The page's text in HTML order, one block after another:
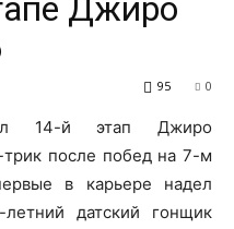
Джиро
0
95
14-й этап Джиро
трик после побед на 7-м
в карьере надел
датский гонщик